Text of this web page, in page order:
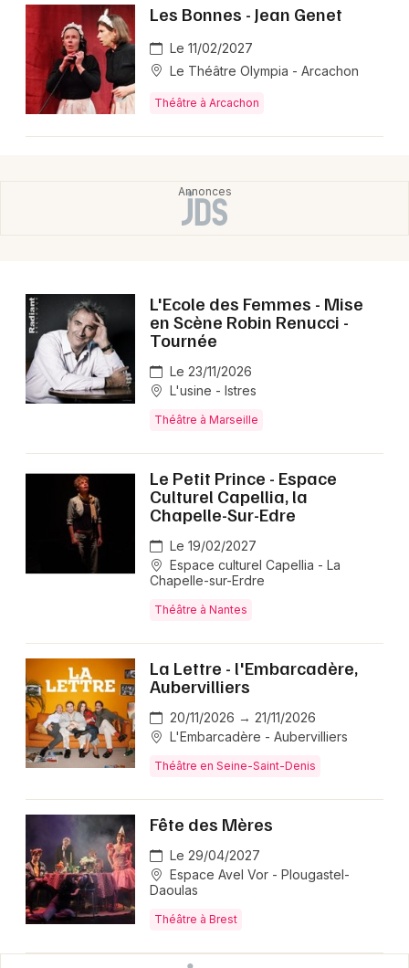
Les Bonnes - Jean Genet
Le 11/02/2027
Le Théâtre Olympia - Arcachon
Théâtre à Arcachon
L'Ecole des Femmes - Mise
en Scène Robin Renucci -
Tournée
Le 23/11/2026
L'usine - Istres
Théâtre à Marseille
Le Petit Prince - Espace
Culturel Capellia, la
Chapelle-Sur-Edre
Le 19/02/2027
Espace culturel Capellia - La
Chapelle-sur-Erdre
Théâtre à Nantes
La Lettre - l'Embarcadère,
Aubervilliers
20/11/2026 → 21/11/2026
L'Embarcadère - Aubervilliers
Théâtre en Seine-Saint-Denis
Fête des Mères
Le 29/04/2027
Espace Avel Vor - Plougastel-
Daoulas
Théâtre à Brest